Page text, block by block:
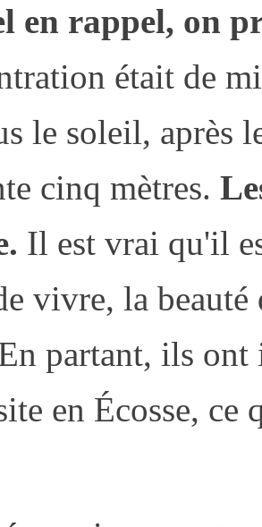
en rappel, on
était de
le soleil, après
cinq mètres.
Il est vrai qu'il
vivre, la beauté
partant, ils ont
en Écosse, ce